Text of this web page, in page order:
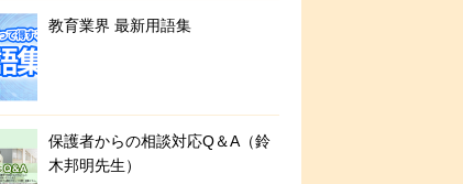
教育業界 最新用語集
保護者からの相談対応Q＆A（鈴
木邦明先生）